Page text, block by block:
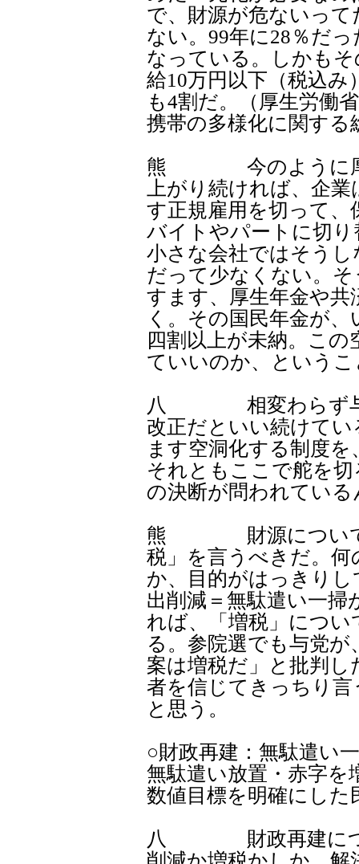
で、財源が危ないって
ない。99年に28％だ
なっている。しかも
給10万円以下（税込み
も4割だ。（厚生労働
携帯の多様化に関する
熊 今のように厚生
上がり続ければ、企
す正規雇用を切って
バイトやパートに切り
小さな会社ではそう
だって少なくない。
すます、厚生年金や
く。その国民年金が
四割以上が未納。こ
ていいのか、という
八 相変わらず与党
改正だといい続けてい
ます空洞化する制度
それともここで舵を
の決断が問われている
熊 財源については
税」を言うべきだ。何
か、目的がはっきり
出削減＝無駄遣い一掃
れば、「増税」につ
る。参院選でも与党が
案は増税だ」と批判
者を信じてきっちり
と思う。
○財政再建：無駄遣い
無駄遣い放置・赤字を
数値目標を明確にした
八 財政再建につい